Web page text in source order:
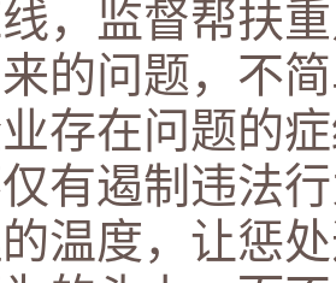
，监督帮扶
的问题，不
存在问题的
有遏制违法
温度，让惩